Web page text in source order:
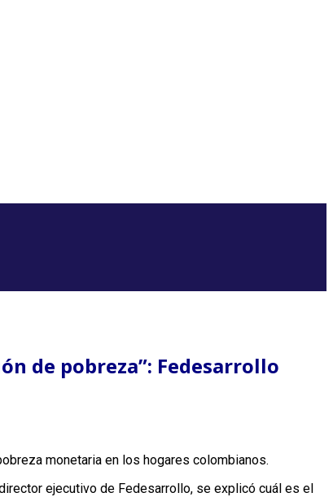
de pobreza”: Fedesarrollo
monetaria en los hogares colombianos.
ejecutivo de Fedesarrollo, se explicó cuál es el